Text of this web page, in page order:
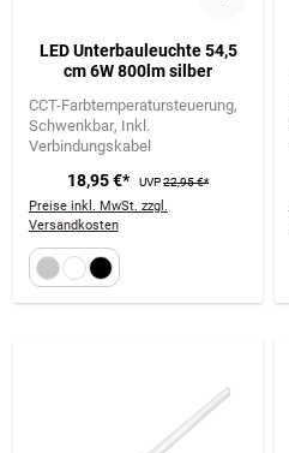
LED Unterbauleuchte 54,5
cm 6W 800lm silber
CCT-Farbtemperatursteuerung
Schwenkbar Inkl.
Verbindungskabel
18,95 €* UVP22,95 €*
Preise inkl. MwSt. zzgl.
Versandkosten